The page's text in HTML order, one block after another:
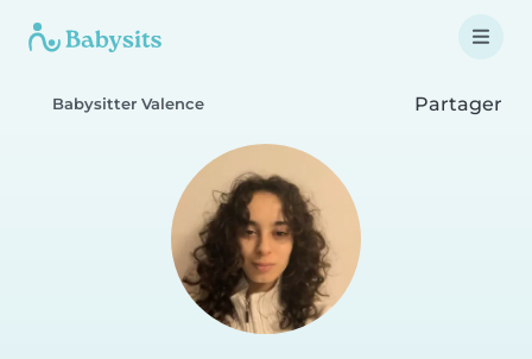
Babysitter Valence Partager